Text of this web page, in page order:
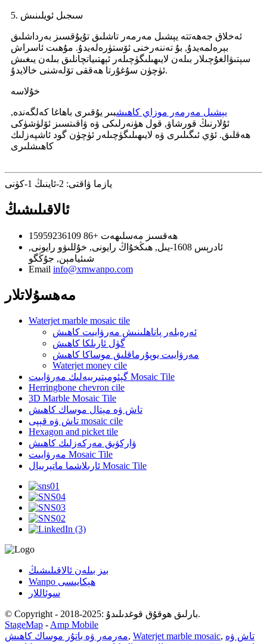
5. سىجىل ئويلىنىش
ئەخلاق جەھەتتە يېشىل مەرمەر تاشلىق تۇيۇقسىز بەرداشلىق
بېرەلمەيدۇ, بۇ تەننەرخنى ئۆستۈرەلەيدۇ. مۇھىت ئاسراش
سېتىۋالغۇچىلار بىلەن لايىھىلىگۈچىلەر ئېھتىياتچانلىق بىلەن يىغىش
ئۈچۈن سۇغۇرتا ھەققى تۆلەشنى خالايدۇ.
خۇلاسە
يېشىل مەرمەر موزاي كاھىشبىر يۇقىرى باھاغا كەلگەندە,
ئۇلارنىڭ قورشاۋ, قول ھۈنەرلىكى ۋە ۋاقىتسىز ئۆلۈشۈكى
ھەقلىق. ئۆي ئىگىلىرى ۋە لايىھىلىگۈچىلەر ئۈچۈن گود ئاشپەزلىك
كاھىشلىرى
يازما ۋاقتى: 2-ئاينىڭ 1-كۈنى
ئالاقىلىشىڭ
ھەقسىز مەسلىھەت +86 15959236109
ئادرېس
1608-يىل, ھىڭخۇاڭ رايونى, خۇللىۋو رايونى,
شىئيامېن, جۇڭگو
Email info@xmwanpo.com
مەھسۇلاتلار
Waterjet marble mosaic tile
ئەرەبلەر پاناھلىنىش مەرۋايىت كاھىش
گۈل ئارىلكا كاھىش
مەرۋايىت يوپۇرماقلىق موساكا كاھىش
Waterjet money cile
گېئومېتىرىيەلىك مەرۋايىت Mosaic Tile
Herringbone chevron cile
3D Marble Mosaic Tile
تاش ۋە مېتال موساك كاھىش
تاش ۋە قېپى mosaic cile
Hexagon and picket tile
ۋاركۋىق مەركەزلىك كاھىش
مەرۋايىت Mosaic Tile
ئارىلاشما ماتېرىيال Mosaic Tile
بىز بىلەن ئالاقىلىشىڭ
Wanpo ھېكايىسى
سوئاللار
© Copyright - 2018-2025: بارلىق ھوقۇق قوغدىلىدۇ.
StageMap - Amp Mobile
مەرمەر ۋە باتۇر موساك كاھىش, Waterjet marble mosaic, تاش ۋە